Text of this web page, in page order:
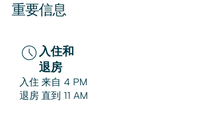
重要信息
入住和
退房
入住 来自 4 PM
退房 直到 11 AM